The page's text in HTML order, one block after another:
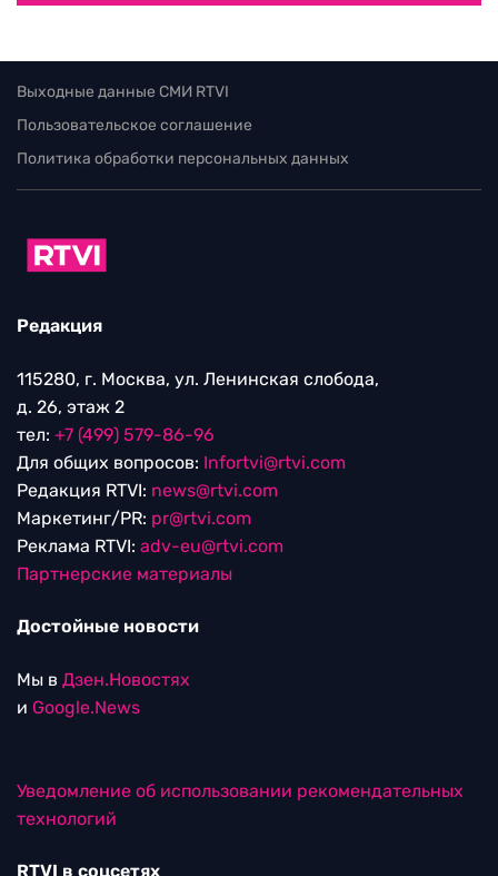
Выходные данные СМИ RTVI
Пользовательское соглашение
Политика обработки персональных данных
Редакция
115280, г. Москва, ул. Ленинская слобода,
д. 26, этаж 2
тел: +7 (499) 579-86-96
Для общих вопросов: Infortvi@rtvi.com
Редакция RTVI: news@rtvi.com
Маркетинг/PR: pr@rtvi.com
Реклама RTVI: adv-eu@rtvi.com
Партнерские материалы
Достойные новости
Мы в Дзен.Новостях
и Google.News
Уведомление об использовании рекомендательных
технологий
RTVI в соцсетях